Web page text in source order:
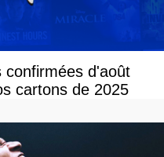
confirmées d'août
cartons de 2025